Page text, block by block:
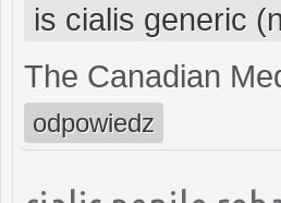
is cialis generic
The Canadian
odpowiedz